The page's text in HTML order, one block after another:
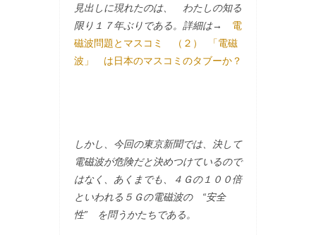
見出しに現れたのは、 わたしの知る
限り１７年ぶりである。詳細は→ 電
磁波問題とマスコミ （２） 「電磁
波」 は日本のマスコミのタブーか？
しかし、今回の東京新聞では、決して
電磁波が危険だと決めつけているので
はなく、あくまでも、４Ｇの１００倍
といわれる５Ｇの電磁波の “安全
性” を問うかたちである。